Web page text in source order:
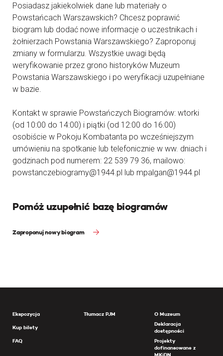
Posiadasz jakiekolwiek dane lub materiały o
Powstańcach Warszawskich? Chcesz poprawić
biogram lub dodać nowe informacje o uczestnikach i
żołnierzach Powstania Warszawskiego? Zaproponuj
zmiany w formularzu. Wszystkie uwagi będą
weryfikowanie przez grono historyków Muzeum
Powstania Warszawskiego i po weryfikacji uzupełniane
w bazie.
Kontakt w sprawie Powstańczych Biogramów: wtorki
(od 10:00 do 14:00) i piątki (od 12:00 do 16:00)
osobiście w Pokoju Kombatanta po wcześniejszym
umówieniu na spotkanie lub telefonicznie w ww. dniach i
godzinach pod numerem: 22 539 79 36, mailowo:
powstanczebiogramy@1944.pl lub mpalgan@1944.pl
Pomóż uzupełnić bazę biogramów
Zaproponuj nowy biogram
Ekspozycja
Kup bilety
FAQ
Tłumacz PJM
O Muzeum
Deklaracja
dostępności
Projekty
dofinansowane z
MKiDN